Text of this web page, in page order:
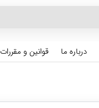
درباره ما قوانین و مقررات